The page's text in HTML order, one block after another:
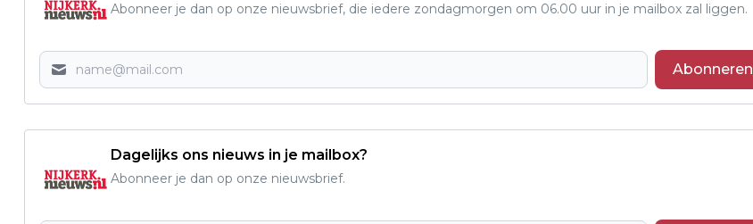
Abonneer je dan op onze nieuwsbrief, die iedere zondagmorgen om 06.00 uur in je mailbox zal liggen.
Abonneren
Dagelijks ons nieuws in je mailbox?
Abonneer je dan op onze nieuwsbrief.